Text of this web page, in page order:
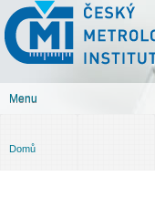
Český
metrologický
institut
Menu
Jste zde
Domů